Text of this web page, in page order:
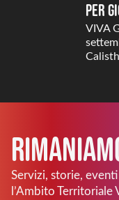
per
VIVA
Servizi, storie,
l’Ambito Territoriale